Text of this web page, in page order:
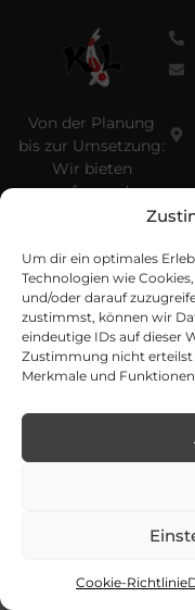
Um dir ein optimales
Technologien wie
und/oder darauf
zustimmst, können wir
eindeutige IDs auf dieser
Zustimmung nicht
Merkmale und
Cookie-Richtlinie
Von der Planung
bis zur Umsetzung:
Wir bieten
umfassende
Dienstleistungen
sowie den Handel
mit Koi – perfekt
abgestimmt auf
jede Art von
Außenfläche.